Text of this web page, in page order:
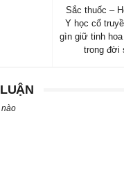
Sắc thuốc –
Y học cổ
gìn giữ tinh
trong đời
nào